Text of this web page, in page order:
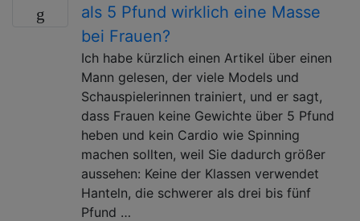
als 5 Pfund wirklich eine Masse
bei Frauen?
Ich habe kürzlich einen Artikel über einen
Mann gelesen, der viele Models und
Schauspielerinnen trainiert, und er sagt,
dass Frauen keine Gewichte über 5 Pfund
heben und kein Cardio wie Spinning
machen sollten, weil Sie dadurch größer
aussehen: Keine der Klassen verwendet
Hanteln, die schwerer als drei bis fünf
Pfund …